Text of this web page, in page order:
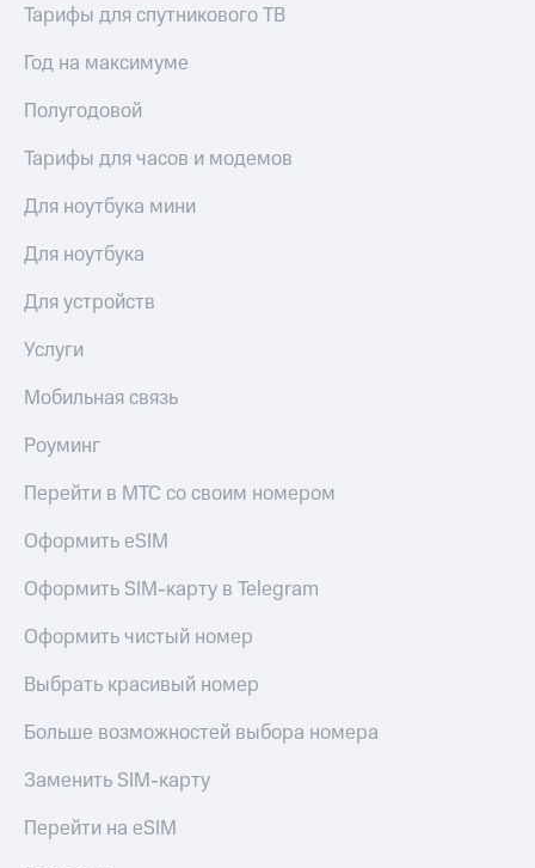
акций
Описание
приобретения
выкупа
акций
Дивиденды
Рынок
облигаций
Описание
Еврооблигации-2023
именных
Регистратор
Контакты
деловая этика
Тарифы для спутникового ТВ
Год на максимуме
Полугодовой
Тарифы для часов и модемов
Для ноутбука мини
Для ноутбука
Для устройств
Услуги
Мобильная связь
Роуминг
Перейти в МТС со своим номером
Оформить eSIM
Оформить SIM-карту в Telegram
Оформить чистый номер
Выбрать красивый номер
Больше возможностей выбора номера
Заменить SIM-карту
Перейти на eSIM